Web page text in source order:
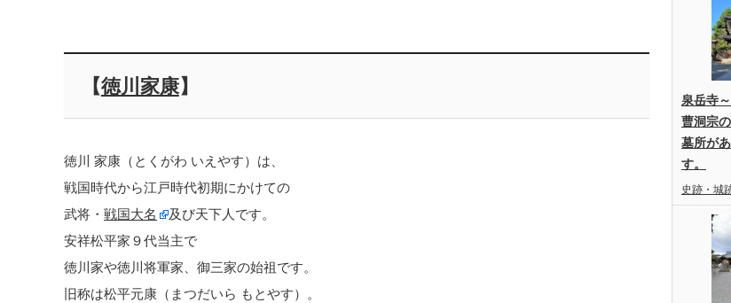
【徳川家康】
徳川 家康（とくがわ いえやす）は、
戦国時代から江戸時代初期にかけての
武将・ 戦国大名
及び天下人です。
安祥松平家９代当主で
徳川家や徳川将軍家、御三家の始祖です。
旧称は松平元康（まつだいら もとやす）。
泉岳寺
曹洞宗
墓所が
す。
史跡・城